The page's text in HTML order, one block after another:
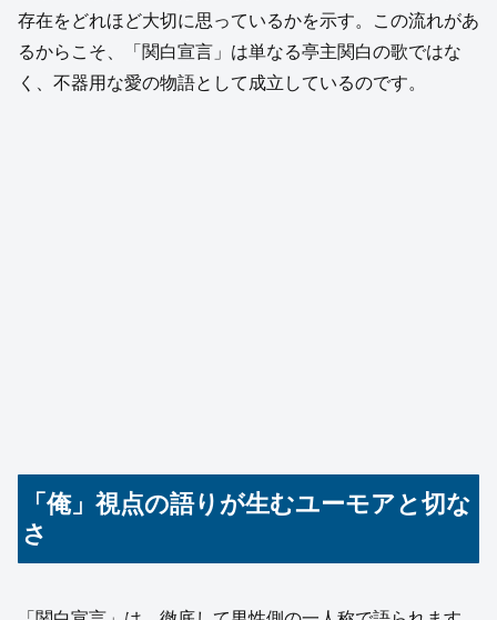
存在をどれほど大切に思っているかを示す。この流れがあ
るからこそ、「関白宣言」は単なる亭主関白の歌ではな
く、不器用な愛の物語として成立しているのです。
「俺」視点の語りが生むユーモアと切な
さ